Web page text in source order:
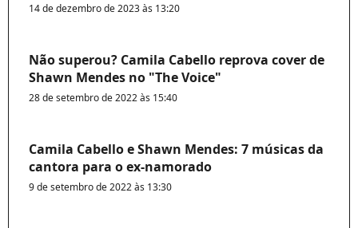
14 de dezembro de 2023 às 13:20
Não superou? Camila Cabello reprova cover de
Shawn Mendes no "The Voice"
28 de setembro de 2022 às 15:40
Camila Cabello e Shawn Mendes: 7 músicas da
cantora para o ex-namorado
9 de setembro de 2022 às 13:30